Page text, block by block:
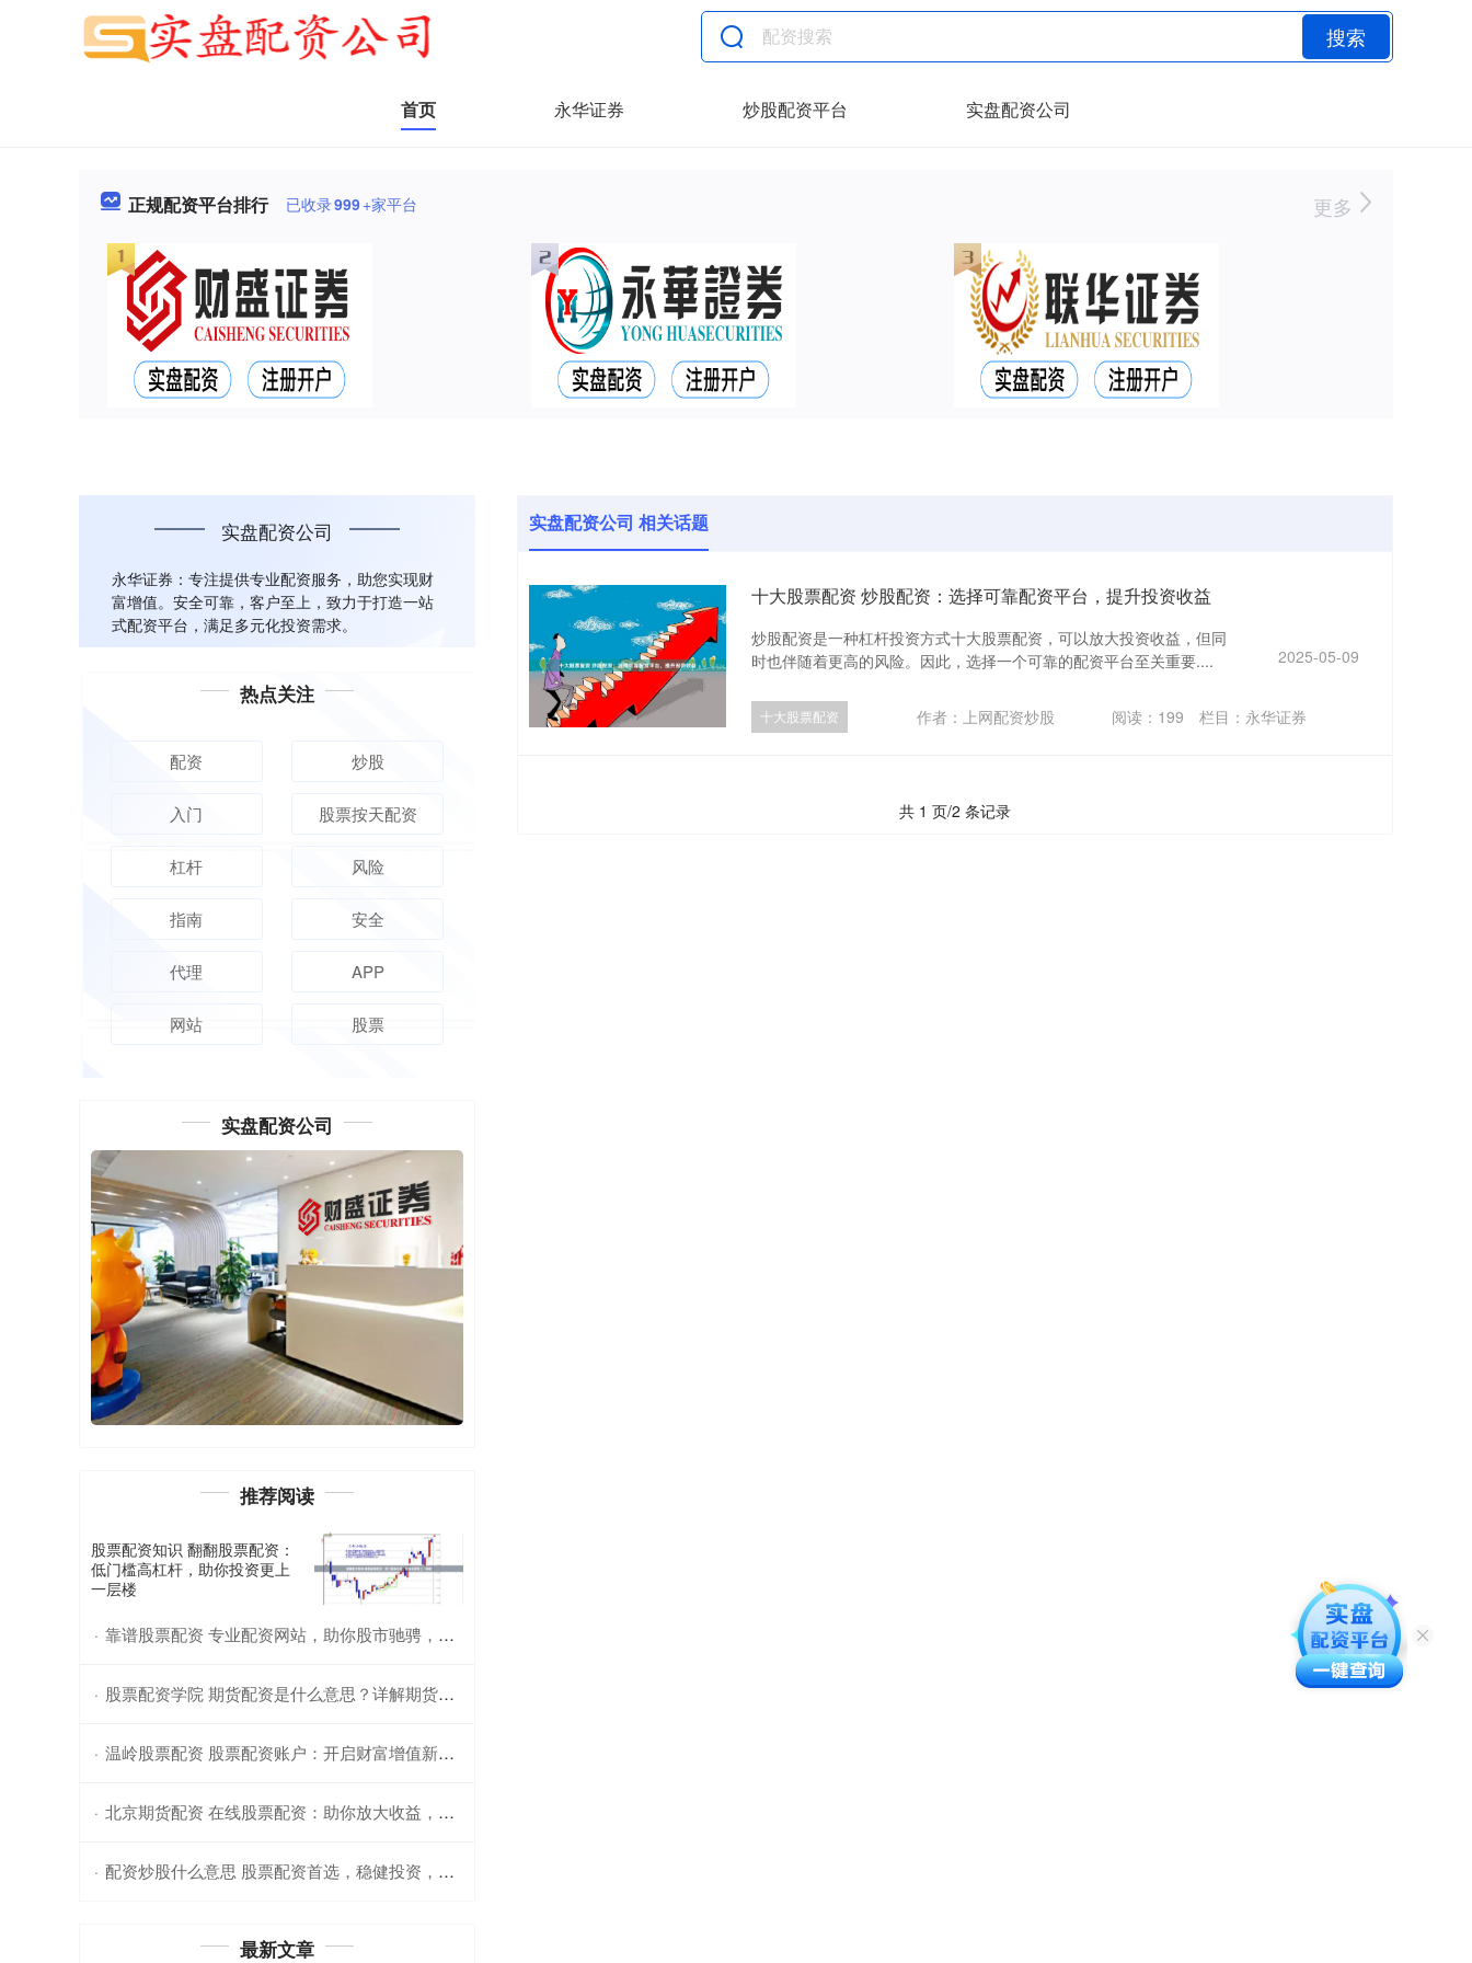
搜索
首页 永华证券 炒股配资平台 实盘配资公司
正规配资平台排行 已收录999+家平台 更多
实盘配资公司 相关话题
十大股票配资 炒股配资：选择可靠配资平台，提升投资收益
炒股配资是一种杠杆投资方式十大股票配资，可以放大投资收益，但同
时也伴随着更高的风险。因此，选择一个可靠的配资平台至关重要....
2025-05-09
十大股票配资 作者：上网配资炒股 阅读： 199 栏目： 永华证券
共 1 页/2 条记录
实盘配资公司
永华证券：专注提供专业配资服务，助您实现财
富增值。安全可靠，客户至上，致力于打造一站
式配资平台，满足多元化投资需求。
热点关注
配资 炒股
入门 股票按天配资
杠杆 风险
指南 安全
代理 APP
网站 股票
实盘配资公司
推荐阅读
股票配资知识 翻翻股票配资：
低门槛高杠杆，助你投资更上
一层楼
· 靠谱股票配资 专业配资网站，助你股市驰骋，轻松获利
· 股票配资学院 期货配资是什么意思？详解期货交易概念
· 温岭股票配资 股票配资账户：开启财富增值新篇章
· 北京期货配资 在线股票配资：助你放大收益，轻松理财
· 配资炒股什么意思 股票配资首选，稳健投资，轻松获利
最新文章